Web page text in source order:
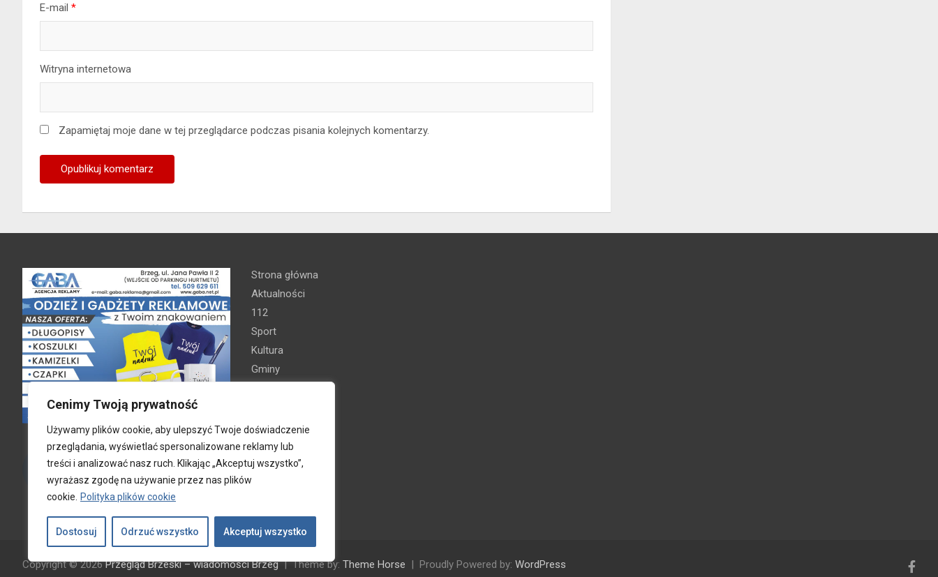
Cenimy Twoją prywatność
Używamy plików cookie, aby ulepszyć Twoje doświadczenie
przeglądania, wyświetlać spersonalizowane reklamy lub
treści i analizować nasz ruch. Klikając „Akceptuj wszystko”,
wyrażasz zgodę na używanie przez nas plików
cookie.
Polityka plików cookie
Dostosuj Odrzuć wszystko Akceptuj wszystko
E-mail *
Witryna internetowa
Zapamiętaj moje dane w tej przeglądarce podczas pisania kolejnych komentarzy.
Media lokalne Brzeg - Gazeta
Brzeg - Brzeg24 / 7
Strona główna
Aktualności
112
Sport
Kultura
Gminy
Lewin Brzeski
Lubsza
Olszanka
Kontakt
Copyright © 2026Przegląd Brzeski – wiadomości Brzeg Theme by: Theme Horse Proudly Powered by: WordPress